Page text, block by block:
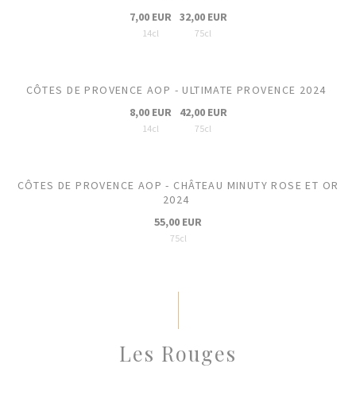
7,00 EUR
14cl
32,00 EUR
75cl
CÔTES DE PROVENCE AOP - ULTIMATE PROVENCE 2024
8,00 EUR
14cl
42,00 EUR
75cl
CÔTES DE PROVENCE AOP - CHÂTEAU MINUTY ROSE ET OR
2024
55,00 EUR
75cl
Les Rouges